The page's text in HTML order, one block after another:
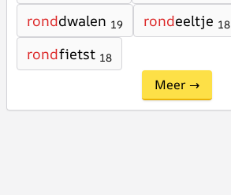
ronddwalen 19 rondeeltje 18
rondfietst 18
Meer →